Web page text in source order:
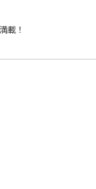
載！